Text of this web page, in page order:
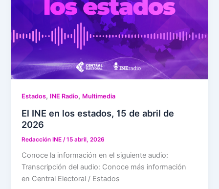
Estados, INE Radio, Multimedia
El INE en los estados, 15 de abril de
2026
Redacción INE /15 abril, 2026
Conoce la información en el siguiente audio:
Transcripción del audio: Conoce más información
en Central Electoral / Estados